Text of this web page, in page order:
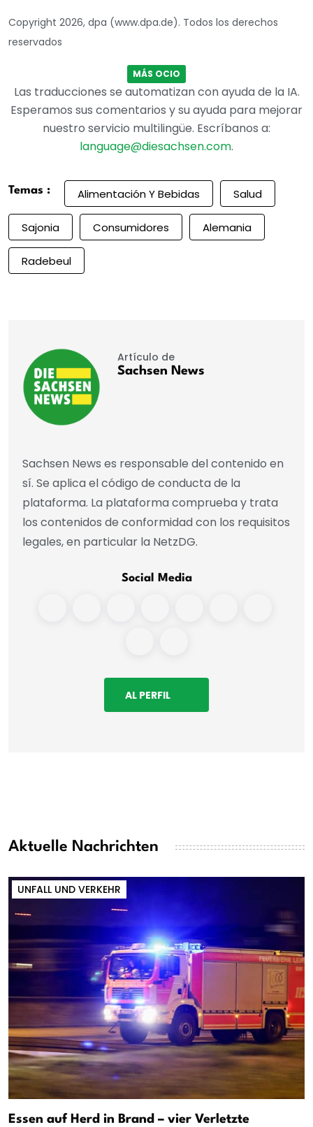
Copyright 2026, dpa (www.dpa.de). Todos los derechos
reservados
MÁS OCIO
Las traducciones se automatizan con ayuda de la IA.
Esperamos sus comentarios y su ayuda para mejorar
nuestro servicio multilingüe. Escríbanos a:
language@diesachsen.com.
Temas : Alimentación Y Bebidas Salud
Sajonia Consumidores Alemania
Radebeul
Artículo de
Sachsen News
Sachsen News es responsable del contenido en
sí. Se aplica el código de conducta de la
plataforma. La plataforma comprueba y trata
los contenidos de conformidad con los requisitos
legales, en particular la NetzDG.
Social Media
AL PERFIL
Aktuelle Nachrichten
UNFALL UND VERKEHR
Essen auf Herd in Brand – vier Verletzte